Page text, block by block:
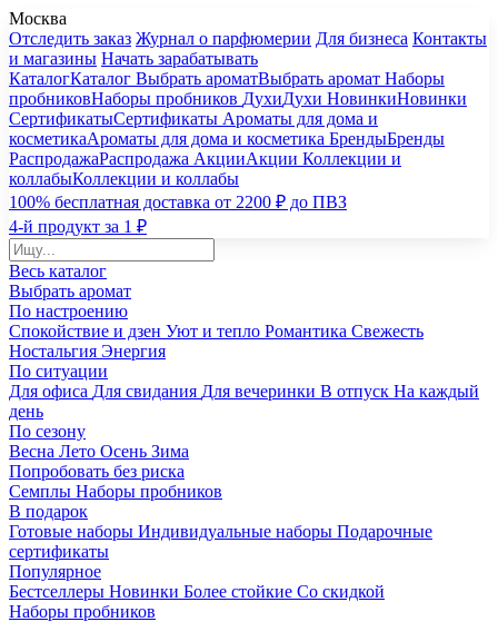
Москва
Отследить заказ Журнал о парфюмерии Для бизнеса Контакты
и магазины Начать зарабатывать
КаталогКаталог Выбрать ароматВыбрать аромат Наборы
пробниковНаборы пробников ДухиДухи НовинкиНовинки
СертификатыСертификаты Ароматы для дома и
косметикаАроматы для дома и косметика БрендыБренды
РаспродажаРаспродажа АкцииАкции Коллекции и
коллабыКоллекции и коллабы
100% бесплатная доставка от 2200 ₽ до ПВЗ
4-й продукт за 1 ₽
Весь каталог
Выбрать аромат
По настроению
Спокойствие и дзен Уют и тепло Романтика Свежесть
Ностальгия Энергия
По ситуации
Для офиса Для свидания Для вечеринки В отпуск На каждый
день
По сезону
Весна Лето Осень Зима
Попробовать без риска
Семплы Наборы пробников
В подарок
Готовые наборы Индивидуальные наборы Подарочные
сертификаты
Популярное
Бестселлеры Новинки Более стойкие Со скидкой
Наборы пробников